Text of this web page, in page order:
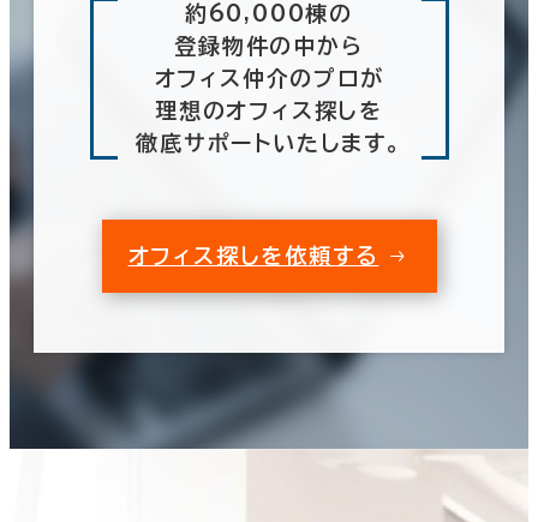
約60,000棟の
登録物件の中から
オフィス仲介のプロが
理想のオフィス探しを
徹底サポートいたします。
オフィス探しを依頼する